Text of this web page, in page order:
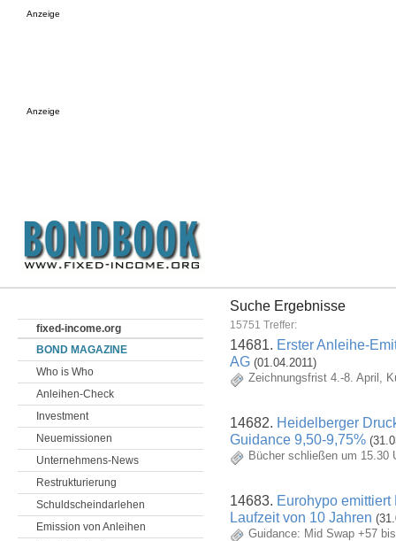
Anzeige
Anzeige
Suche Ergebnisse
15751 Treffer:
14681.
Erster Anleihe-
AG (01.04.2011)
Zeichnungsfrist 4.-8. April,
14682. Heidelberger
Guidance 9,50-9,75%
Bücher schließen um 15.30
14683. Eurohypo
Laufzeit von 10 Jahren
Guidance: Mid Swap +57
fixed-income.org
BOND MAGAZINE
Who is Who
Anleihen-Check
Investment
Neuemissionen
Unternehmens-News
Restrukturierung
Schuldscheindarlehen
Emission von Anleihen